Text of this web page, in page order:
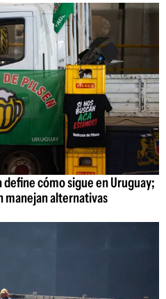
define cómo sigue en Uruguay;
manejan alternativas